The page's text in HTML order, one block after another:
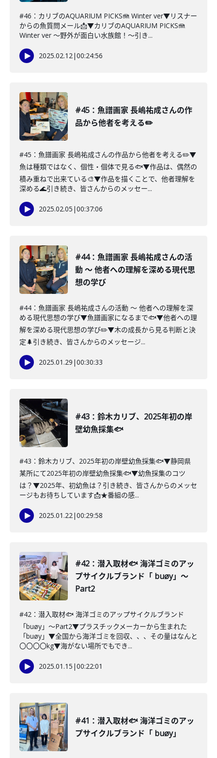
#46：カリブのAQUARIUM PICKS🪼 Winter ver▼リスナー
からの魚質問メール📩▼カリブのAQUARIUM PICKS🪼
Winter ver 〜野外が面白い水族館！〜引き...
2025.02.12|00:24:56
#45：魚譜画家 長嶋祐成さんの作
品から他者を考える✏️
#45：魚譜画家 長嶋祐成さんの作品から他者を考える✏️▼
魚は種類ではなく、個性・個体で見る🐟▼作品は、偶然の
積み重ねで出来ている🎨▼作品を描くことで、他者理解を
深める🌊引き続き、皆さんからのメッセー...
2025.02.05 |00:37:06
#44：魚譜画家 長嶋祐成さんの活
動 〜 他者への理解を深める現代思
想の学び
#44：魚譜画家 長嶋祐成さんの活動 〜 他者への理解を深
める現代思想の学び▼魚譜画家になるまで🐟▼他者への理
解を深める現代思想の学び✏️▼木の成長から見る判断と決
定🌲引き続き、皆さんからのメッセージ...
2025.01.29 |00:30:33
#43：鈴木カリブ、2025年初の岸
壁幼魚採集🐟
#43：鈴木カリブ、2025年初の岸壁幼魚採集🐟▼静岡県
某所にて2025年初の岸壁幼魚採集🐟▼幼魚採集のコツ
は？▼2025年、初幼魚は？引き続き、皆さんからのメッセ
ージもお待ちしています📩★番組の感...
2025.01.22|00:29:58
#42：潜入取材🐟 海洋ゴミのアッ
プサイクルブランド「 buøy」〜
Part2
#42：潜入取材🐟 海洋ゴミのアップサイクルブランド
「buøy」〜Part2▼プラスチックメーカーから生まれた
「buøy」▼全国から海洋ゴミを回収、、、その量はなんと
〇〇〇〇kg▼海がない場所でもでき...
2025.01.15 |00:22:01
#41：潜入取材🐟 海洋ゴミのアッ
プサイクルブランド「 buøy」